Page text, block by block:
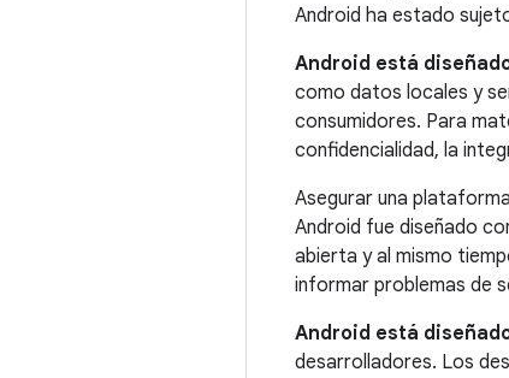
Android ha estado
Android está
como datos locales y
consumidores. Para
confidencialidad, la
Asegurar una
Android fue diseñado
abierta y al mismo
informar problemas de
Android está
desarrolladores. Los